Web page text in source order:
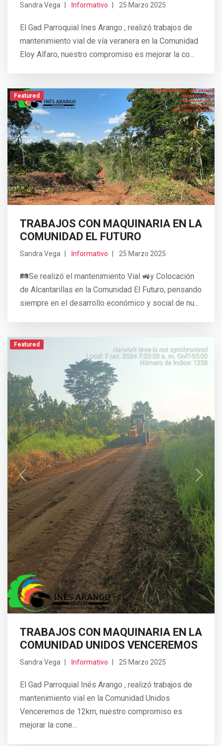
Sandra Vega Informativo 25 Marzo 2025
El Gad Parroquial Ines Arango , realizó trabajos de
mantenimiento vial de vía veranera en la Comunidad
Eloy Alfaro, nuestro compromiso es mejorar la co...
Previous Next
Featured
TRABAJOS CON MAQUINARIA EN LA
COMUNIDAD EL FUTURO
Sandra Vega Informativo 25 Marzo 2025
🛤️Se realizó el mantenimiento Vial 🚜y Colocación
de Alcantarillas en la Comunidad El Futuro, pensando
siempre en el desarrollo económico y social de nu...
Previous Next
Featured
TRABAJOS CON MAQUINARIA EN LA
COMUNIDAD UNIDOS VENCEREMOS
Sandra Vega Informativo 25 Marzo 2025
El Gad Parroquial Inés Arango , realizó trabajos de
mantenimiento vial en la Comunidad Unidos
Venceremos de 12km, nuestro compromiso es
mejorar la cone...